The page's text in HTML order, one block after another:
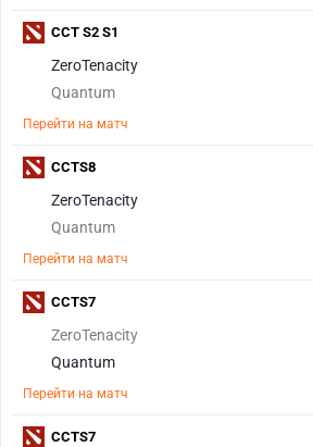
ZeroTenacity
Quantum
Перейти на матч
CCT S2 S1
ZeroTenacity
Quantum
Перейти на матч
CCTS8
ZeroTenacity
Quantum
Перейти на матч
CCTS7
CCTS7